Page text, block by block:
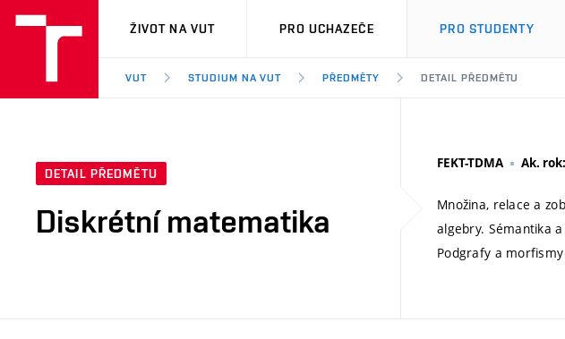
VUT
ŽIVOT NA VUT PRO UCHAZEČE PRO STUDENTY
VUT STUDIUM NA VUT PŘEDMĚTY DETAIL PŘEDMĚTU
DETAIL PŘEDMĚTU
Diskrétní matematika
FEKT-TDMA Ak.
Množina, relace a
algebry. Sémantika
Podgrafy a